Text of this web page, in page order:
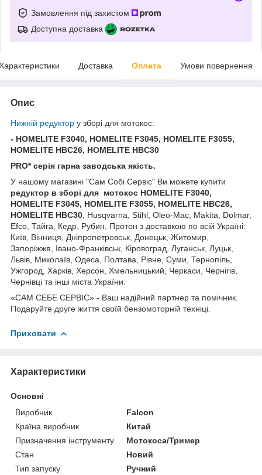
Замовлення під захистом
Доступна доставка
Доставка Оплата Умови повернення
Опис
Нижній редуктор у зборі для мотокос:
- HOMELITE F3040, HOMELITE F3045, HOMELITE F3055,
HOMELITE HBC26, HOMELITE HBC30
PRO* серія гарна заводська якість.
У нашому магазині "Сам Собі Сервіс" Ви можете купити
редуктор в зборі для мотокос HOMELITE F3040,
HOMELITE F3045, HOMELITE F3055, HOMELITE HBC26,
HOMELITE HBC30 , Husqvarna, Stihl, Oleo-Mac, Makita, Dolmar,
Efco, Тайга, Кедр, Рубин, Протон з доставкою по всій Україні:
Київ, Вінниця, Дніпропетровськ, Донецьк, Житомир,
Запоріжжя, Івано-Франківськ, Кіровоград, Луганськ, Луцьк,
Львів, Миколаїв, Одеса, Полтава, Рівне, Суми, Тернопіль,
Ужгород, Харків, Херсон, Хмельницький, Черкаси, Чернігів,
Чернівці та інші міста України.
«САМ СЕБЕ СЕРВІС» - Ваш надійний партнер та помічник.
Подаруйте друге життя своїй бензомоторній техніці.
Приховати
Характеристики
Основні
Виробник
Falcon
Країна виробник
Китай
Призначення інструменту
Мотокоса/Тример
Стан
Новий
Тип запуску
Ручний